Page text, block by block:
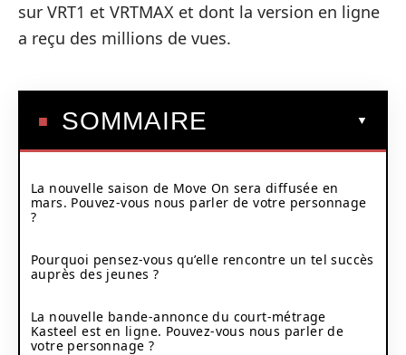
sur VRT1 et VRTMAX et dont la version en ligne
a reçu des millions de vues.
SOMMAIRE
La nouvelle saison de Move On sera diffusée en
mars. Pouvez-vous nous parler de votre personnage
?
Pourquoi pensez-vous qu’elle rencontre un tel succès
auprès des jeunes ?
La nouvelle bande-annonce du court-métrage
Kasteel est en ligne. Pouvez-vous nous parler de
votre personnage ?